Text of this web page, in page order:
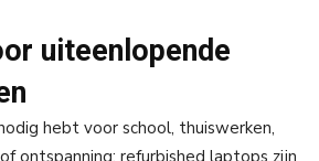
uiteenlopende
hebt voor school, thuiswerken,